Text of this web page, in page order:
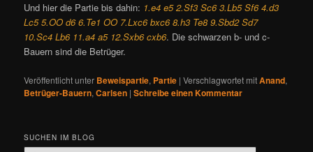
Und hier die Partie bis dahin: 1.e4 e5 2.Sf3 Sc6 3.Lb5 Sf6 4.d3
Lc5 5.OO d6 6.Te1 OO 7.Lxc6 bxc6 8.h3 Te8 9.Sbd2 Sd7
10.Sc4 Lb6 11.a4 a5 12.Sxb6 cxb6. Die schwarzen b- und c-
Bauern sind die Betrüger.
Veröffentlicht unter Beweispartie, Partie |Verschlagwortet mitAnand,
Betrüger-Bauern,Carlsen |Schreibe einen Kommentar
SUCHEN IM BLOG